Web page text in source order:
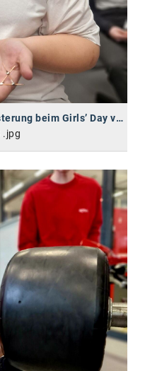
Technik hautnah erleben: Begeisterung beim Girls’ Day von BRP-Rotax
.jpg